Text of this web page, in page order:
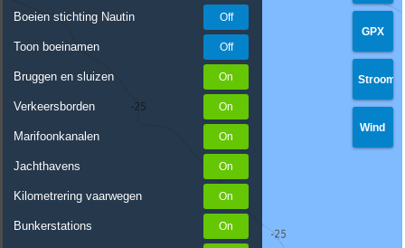
Boeien stichting Nautin
Toon boeinamen
Bruggen en sluizen
Verkeersborden
Marifoonkanalen
Jachthavens
Kilometrering vaarwegen
Bunkerstations
GPX
Stroom
Wind